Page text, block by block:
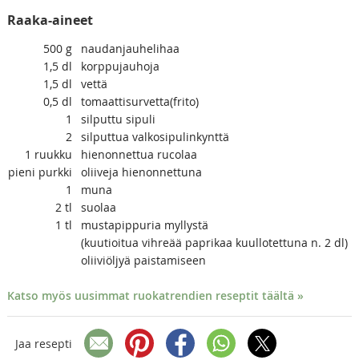
Raaka-aineet
500 g
naudanjauhelihaa
1,5 dl
korppujauhoja
1,5 dl
vettä
0,5 dl
tomaattisurvetta(frito)
1
silputtu sipuli
2 silputtua valkosipulinkynttä
1 ruukku
hienonnettua rucolaa
pieni purkki
oliiveja hienonnettuna
1
muna
2 tl
suolaa
1 tl
mustapippuria myllystä
(kuutioitua vihreää paprikaa kuullotettuna n. 2 dl)
oliiviöljyä paistamiseen
Katso myös uusimmat ruokatrendien reseptit täältä »
Jaa resepti